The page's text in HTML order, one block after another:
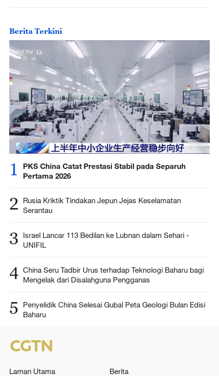
Berita Terkini
1
PKS China Catat Prestasi Stabil pada Separuh
Pertama 2026
2
Rusia Kriktik Tindakan Jepun Jejas Keselamatan
Serantau
3
Israel Lancar 113 Bedilan ke Lubnan dalam Sehari -
UNIFIL
4 China Seru Tadbir Urus terhadap Teknologi Baharu bagi
Mengelak dari Disalahguna Pengganas
5
Penyelidik China Selesai Gubal Peta Geologi Bulan Edisi
Baharu
Laman Utama
Berita